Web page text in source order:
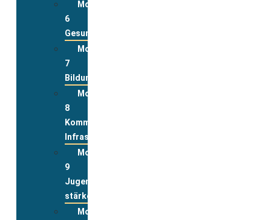
Modul
6
Gesundheit
Modul
7
Bildung
Modul
8
Kommunale
Infrastrukturen
Modul
9
Jugend
stärken
Modul